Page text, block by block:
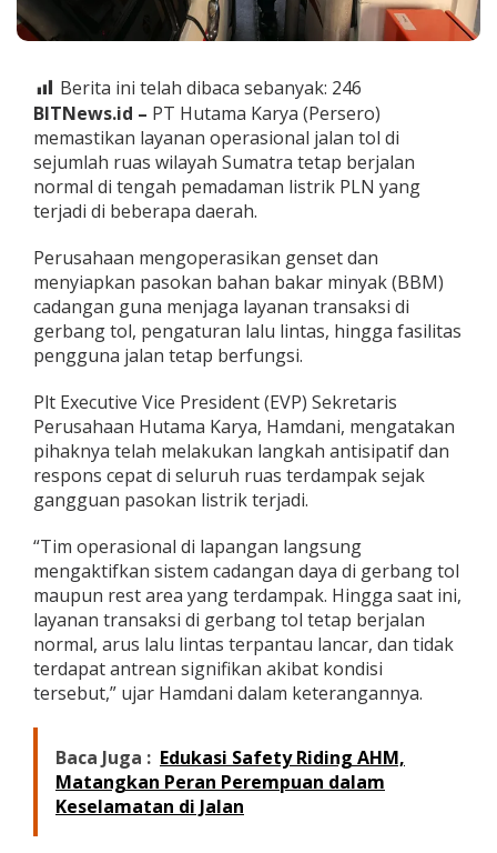
n
T
l
T
e
t
B
e
r
j
a
l
n
N
o
r
m
a
d
i
T
e
n
g
a
h
m
a
d
a
Berita ini telah dibaca sebanyak: 246
BITNews.id – PT Hutama Karya (Persero)
memastikan layanan operasional jalan tol di
sejumlah ruas wilayah Sumatra tetap berjalan
normal di tengah pemadaman listrik PLN yang
terjadi di beberapa daerah.
Perusahaan mengoperasikan genset dan
menyiapkan pasokan bahan bakar minyak (BBM)
cadangan guna menjaga layanan transaksi di
gerbang tol, pengaturan lalu lintas, hingga fasilitas
pengguna jalan tetap berfungsi.
Plt Executive Vice President (EVP) Sekretaris
Perusahaan Hutama Karya, Hamdani, mengatakan
pihaknya telah melakukan langkah antisipatif dan
respons cepat di seluruh ruas terdampak sejak
gangguan pasokan listrik terjadi.
“Tim operasional di lapangan langsung
mengaktifkan sistem cadangan daya di gerbang tol
maupun rest area yang terdampak. Hingga saat ini,
layanan transaksi di gerbang tol tetap berjalan
normal, arus lalu lintas terpantau lancar, dan tidak
terdapat antrean signifikan akibat kondisi
tersebut,” ujar Hamdani dalam keterangannya.
Baca Juga : Edukasi Safety Riding AHM,
Matangkan Peran Perempuan dalam
Keselamatan di Jalan